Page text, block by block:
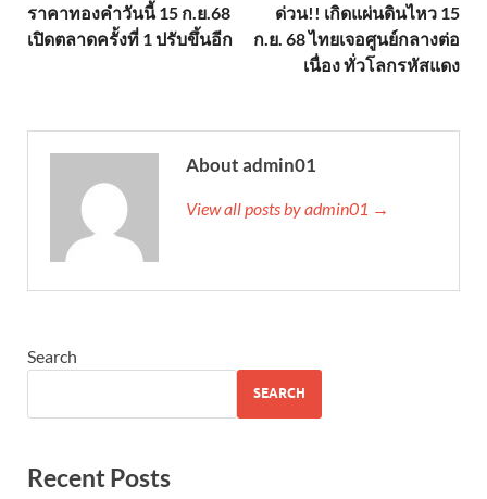
ราคาทองคำวันนี้ 15 ก.ย.68
เปิดตลาดครั้งที่ 1 ปรับขึ้นอีก
ด่วน!! เกิดแผ่นดินไหว 15
ก.ย. 68 ไทยเจอศูนย์กลางต่อ
เนื่อง ทั่วโลกรหัสแดง
About admin01
View all posts by admin01 →
Search
SEARCH
Recent Posts